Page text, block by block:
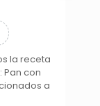
la receta
con
a